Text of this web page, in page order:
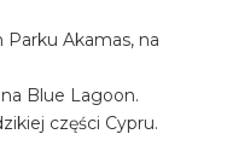
Akamas, na
Blue Lagoon.
części Cypru.